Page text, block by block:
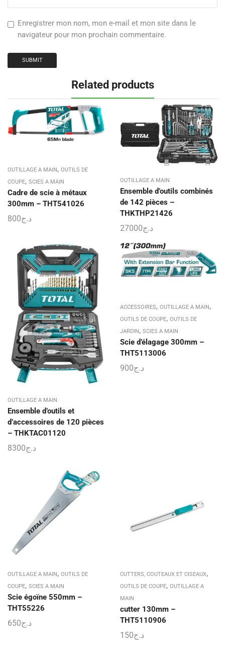
Enregistrer mon nom, mon e-mail et mon site dans le
navigateur pour mon prochain commentaire.
Related products
OUTILLAGE A MAIN, OUTILS DE
COUPE, SCIES A MAIN
Cadre de scie à métaux
300mm – THT541026
د.ج800
OUTILLAGE A MAIN
Ensemble d’outils combinés
de 142 pièces –
THKTHP21426
د.ج27000
OUTILLAGE A MAIN
Ensemble d’outils et
d’accessoires de 120 pièces
– THKTAC01120
د.ج8300
ACCESSOIRES, OUTILLAGE A MAIN,
OUTILS DE COUPE, OUTILS DE
JARDIN, SCIES A MAIN
Scie d’élagage 300mm –
THT5113006
د.ج900
OUTILLAGE A MAIN, OUTILS DE
COUPE, SCIES A MAIN
Scie égoïne 550mm –
THT55226
د.ج650
CUTTERS, COUTEAUX ET CISEAUX,
OUTILS DE COUPE, OUTILLAGE A
MAIN
cutter 130mm –
THT5110906
د.ج150